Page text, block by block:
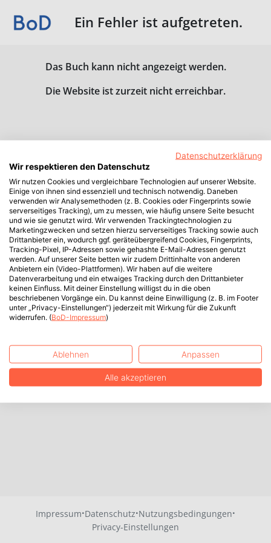
Ein Fehler ist aufgetreten.
Das Buch kann nicht angezeigt werden.
Die Website ist zurzeit nicht erreichbar.
Impressum·Datenschutz·Nutzungsbedingungen·
Privacy-Einstellungen
Datenschutzerklärung
Wir respektieren den Datenschutz
Wir nutzen Cookies und vergleichbare Technologien auf unserer Website.
Einige von ihnen sind essenziell und technisch notwendig. Daneben
verwenden wir Analysemethoden (z. B. Cookies oder Fingerprints sowie
serverseitiges Tracking), um zu messen, wie häufig unsere Seite besucht
und wie sie genutzt wird. Wir verwenden Trackingtechnologien zu
Marketingzwecken und setzen hierzu serverseitiges Tracking sowie auch
Drittanbieter ein, wodurch ggf. geräteübergreifend Cookies, Fingerprints,
Tracking-Pixel, IP-Adressen sowie gehashte E-Mail-Adressen genutzt
werden. Auf unserer Seite betten wir zudem Drittinhalte von anderen
Anbietern ein (Video-Plattformen). Wir haben auf die weitere
Datenverarbeitung und ein etwaiges Tracking durch den Drittanbieter
keinen Einfluss. Mit deiner Einstellung willigst du in die oben
beschriebenen Vorgänge ein. Du kannst deine Einwilligung (z. B. im Footer
unter „Privacy-Einstellungen“) jederzeit mit Wirkung für die Zukunft
widerrufen. (BoD-Impressum)
Ablehnen Anpassen
Alle akzeptieren